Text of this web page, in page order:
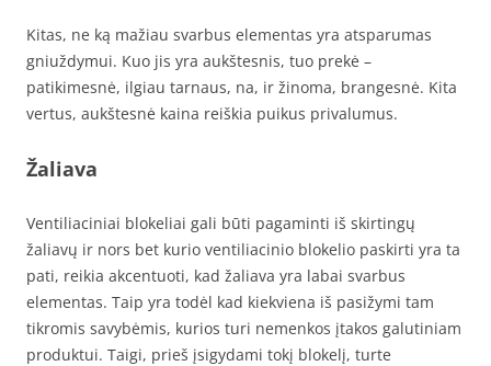
Kitas, ne ką mažiau svarbus elementas yra atsparumas
gniuždymui. Kuo jis yra aukštesnis, tuo prekė –
patikimesnė, ilgiau tarnaus, na, ir žinoma, brangesnė. Kita
vertus, aukštesnė kaina reiškia puikus privalumus.
Žaliava
Ventiliaciniai blokeliai gali būti pagaminti iš skirtingų
žaliavų ir nors bet kurio ventiliacinio blokelio paskirti yra ta
pati, reikia akcentuoti, kad žaliava yra labai svarbus
elementas. Taip yra todėl kad kiekviena iš pasižymi tam
tikromis savybėmis, kurios turi nemenkos įtakos galutiniam
produktui. Taigi, prieš įsigydami tokį blokelį, turte